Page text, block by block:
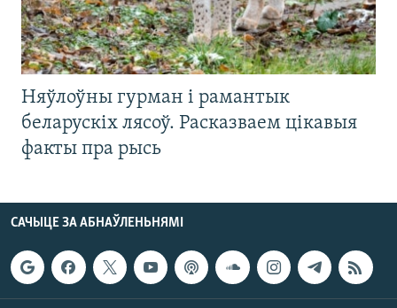
Няўлоўны гурман і рамантык
беларускіх лясоў. Расказваем цікавыя
факты пра рысь
САЧЫЦЕ ЗА АБНАЎЛЕНЬНЯМІ